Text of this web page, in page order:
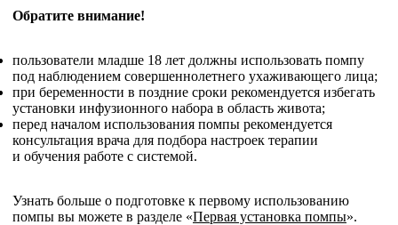
Обратите внимание!
пользователи младше 18 лет должны использовать помпу
под наблюдением совершеннолетнего ухаживающего лица;
при беременности в поздние сроки рекомендуется избегать
установки инфузионного набора в область живота;
перед началом использования помпы рекомендуется
консультация врача для подбора настроек терапии
и обучения работе с системой.
Узнать больше о подготовке к первому использованию
помпы вы можете в разделе «Первая установка помпы».